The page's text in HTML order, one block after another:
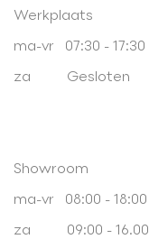
Werkplaats
ma-vr 07:30 - 17:30
za Gesloten
Showroom
ma-vr 08:00 - 18:00
za 09:00 - 16.00